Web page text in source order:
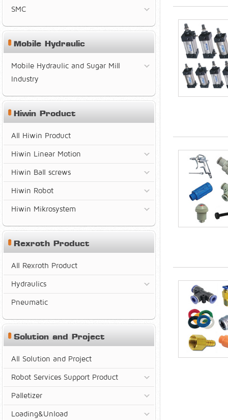
SMC
Mobile Hydraulic
Mobile Hydraulic and Sugar Mill
Industry
Hiwin Product
All Hiwin Product
Hiwin Linear Motion
Hiwin Ball screws
Hiwin Robot
Hiwin Mikrosystem
Rexroth Product
All Rexroth Product
Hydraulics
Pneumatic
Solution and Project
All Solution and Project
Robot Services Support Product
Palletizer
Loading&Unload